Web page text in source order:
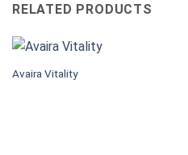
RELATED PRODUCTS
Avaira Vitality